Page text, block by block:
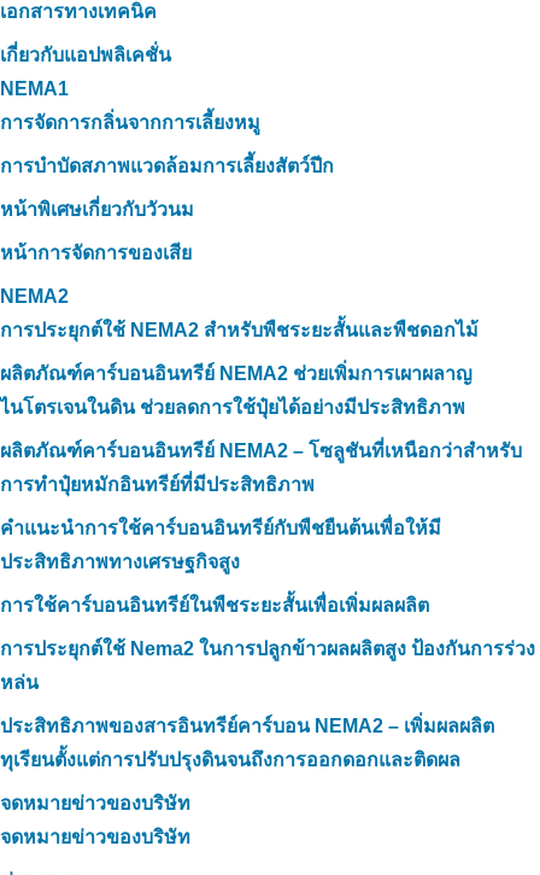
เอกสารทางเทคนิค
เกี่ยวกับแอปพลิเคชั่น
NEMA1
การจัดการกลิ่นจากการเลี้ยงหมู
การบำบัดสภาพแวดล้อมการเลี้ยงสัตว์ปีก
หน้าพิเศษเกี่ยวกับวัวนม
หน้าการจัดการของเสีย
NEMA2
การประยุกต์ใช้ NEMA2 สำหรับพืชระยะสั้นและพืชดอกไม้
ผลิตภัณฑ์คาร์บอนอินทรีย์ NEMA2 ช่วยเพิ่มการเผาผลาญ
ไนโตรเจนในดิน ช่วยลดการใช้ปุ๋ยได้อย่างมีประสิทธิภาพ
ผลิตภัณฑ์คาร์บอนอินทรีย์ NEMA2 – โซลูชันที่เหนือกว่าสำหรับ
การทำปุ๋ยหมักอินทรีย์ที่มีประสิทธิภาพ
คำแนะนำการใช้คาร์บอนอินทรีย์กับพืชยืนต้นเพื่อให้มี
ประสิทธิภาพทางเศรษฐกิจสูง
การใช้คาร์บอนอินทรีย์ในพืชระยะสั้นเพื่อเพิ่มผลผลิต
การประยุกต์ใช้ Nema2 ในการปลูกข้าวผลผลิตสูง ป้องกันการร่วง
หล่น
ประสิทธิภาพของสารอินทรีย์คาร์บอน NEMA2 – เพิ่มผลผลิต
ทุเรียนตั้งแต่การปรับปรุงดินจนถึงการออกดอกและติดผล
จดหมายข่าวของบริษัท
จดหมายข่าวของบริษัท